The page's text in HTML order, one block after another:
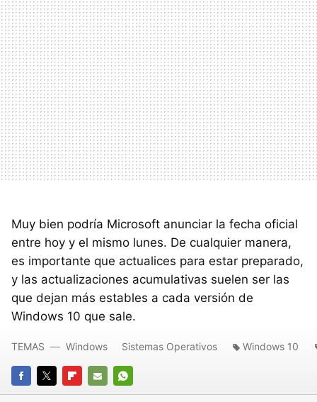
Muy bien podría Microsoft anunciar la fecha oficial
entre hoy y el mismo lunes. De cualquier manera,
es importante que actualices para estar preparado,
y las actualizaciones acumulativas suelen ser las
que dejan más estables a cada versión de
Windows 10 que sale.
FACEBOOK
TWITTERFLIPBOARD
E-
WHATSAPP
TEMAS Windows Sistemas Operativos Windows 10